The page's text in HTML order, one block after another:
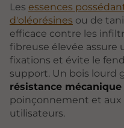
Les essences
d'oléorésines ou de
efficace contre les
fibreuse élevée assure
fixations et évite le
support. Un bois lourd
résistance
poinçonnement et aux
utilisateurs.